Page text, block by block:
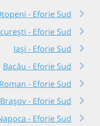
- Eforie Sud
- Eforie Sud
Iași - Eforie Sud
Bacău - Eforie Sud
Roman - Eforie Sud
Brașov - Eforie Sud
- Eforie Sud